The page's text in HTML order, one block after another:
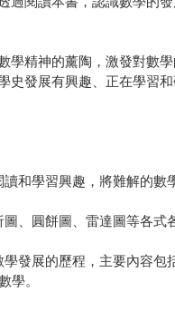
學精神的薰陶，激發對數
史發展有興趣、正在學習
和學習興趣，將難解的數
、圓餅圖、雷達圖等各
發展的歷程，主要內容
學。